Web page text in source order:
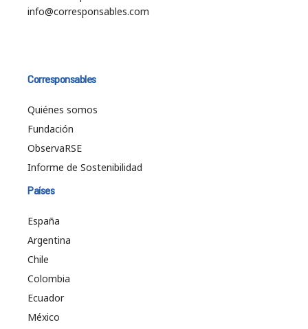
info@corresponsables.com
Corresponsables
Quiénes somos
Fundación
ObservaRSE
Informe de Sostenibilidad
Países
España
Argentina
Chile
Colombia
Ecuador
México